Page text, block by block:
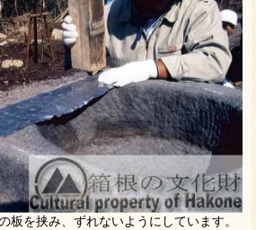
板を挟み、ずれないようにしています。